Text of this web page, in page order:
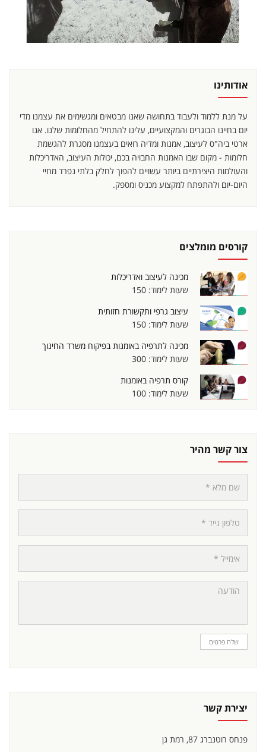
אודותינו
על מנת ללמוד ולעבוד בתחושה שאנו מבטאים ומגשימים את עצמנו מדי
יום בחיינו הבוגרים והמקצועיים, עלינו להתחיל מהחלומות שלנו. אנו
ארטי ביה"ס לעיצוב, אמנות ומדיה רואים בעצמנו מסגרת להגשמת
חלומות - מקום שבו האמנות החבויה בכם, יכולות העיצוב, האדריכלות
והעולמות היצירתיים ביותר עשויים להפוך לחלק בלתי נפרד מחיי
היום-יום ולהתפתח למקצוע מכניס ומספק.
קורסים מומלצים
מכינה לעיצוב ואדריכלות
שעות לימוד: 150
עיצוב גרפי ותקשורת חזותית
שעות לימוד: 150
מכינה לתרפיה באומנות בפיקוח משרד החינוך
שעות לימוד: 300
קורס תרפיה באומנות
שעות לימוד: 100
צור קשר מהיר
שלח פרטים
יצירת קשר
פנחס רוטנברג 87, רמת גן